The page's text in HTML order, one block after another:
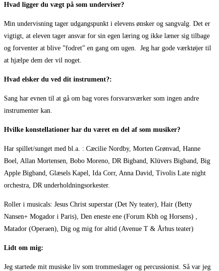
Hvad ligger du vægt på som underviser?
Min undervisning tager udgangspunkt i elevens ønsker og sangvalg. Det er
vigtigt, at eleven tager ansvar for sin egen læring og ikke læner sig tilbage
og forventer at blive ”fodret” en gang om ugen.
Jeg har gode værktøjer til
at hjælpe dem der vil noget.
Hvad elsker du ved dit instrument?:
Sang har evnen til at gå om bag vores forsvarsværker som ingen andre
instrumenter kan.
Hvilke konstellationer har du været en del af som musiker?
Har spillet/sunget med bl.a. : Cæcilie Nordby, Morten Grønvad, Hanne
Boel, Allan Mortensen, Bobo Moreno, DR Bigband, Klüvers Bigband, Big
Apple Bigband, Glæsels Kapel, Ida Corr, Anna David, Tivolis Late night
orchestra, DR underholdningsorkester.
Roller i musicals: Jesus Christ superstar (Det Ny teater), Hair (Betty
Nansen+ Mogador i Paris), Den eneste ene (Forum Kbh og Horsens) ,
Matador (Operaen), Dig og mig for altid (Avenue T & Århus teater)
Lidt om mig:
Jeg startede mit musiske liv som trommeslager og percussionist. Så var jeg